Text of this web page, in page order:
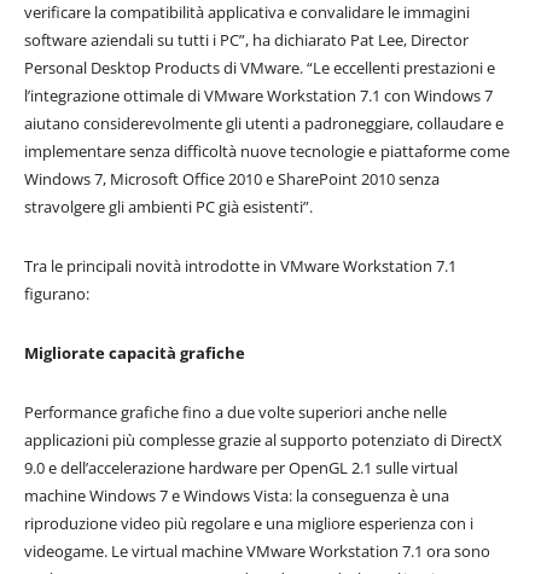
verificare la compatibilità applicativa e convalidare le immagini
software aziendali su tutti i PC”, ha dichiarato Pat Lee, Director
Personal Desktop Products di VMware. “Le eccellenti prestazioni e
l’integrazione ottimale di VMware Workstation 7.1 con Windows 7
aiutano considerevolmente gli utenti a padroneggiare, collaudare e
implementare senza difficoltà nuove tecnologie e piattaforme come
Windows 7, Microsoft Office 2010 e SharePoint 2010 senza
stravolgere gli ambienti PC già esistenti”.
Tra le principali novità introdotte in VMware Workstation 7.1
figurano:
Migliorate capacità grafiche
Performance grafiche fino a due volte superiori anche nelle
applicazioni più complesse grazie al supporto potenziato di DirectX
9.0 e dell’accelerazione hardware per OpenGL 2.1 sulle virtual
machine Windows 7 e Windows Vista: la conseguenza è una
riproduzione video più regolare e una migliore esperienza con i
videogame. Le virtual machine VMware Workstation 7.1 ora sono